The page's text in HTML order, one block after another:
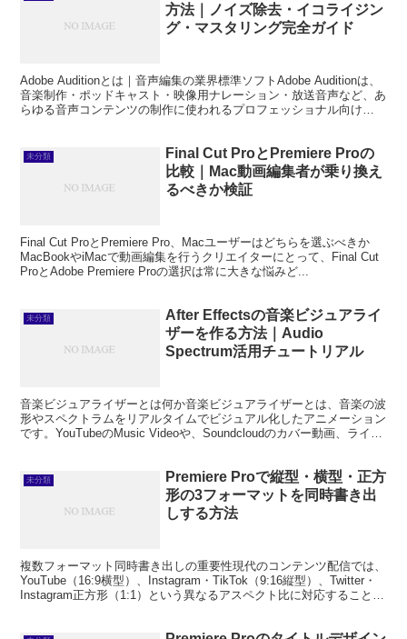
方法｜ノイズ除去・イコライジン
グ・マスタリング完全ガイド
Adobe Auditionとは｜音声編集の業界標準ソフトAdobe Auditionは、
音楽制作・ポッドキャスト・映像用ナレーション・放送音声など、あ
らゆる音声コンテンツの制作に使われるプロフェッショナル向け
未分類
Final Cut ProとPremiere Proの
比較｜Mac動画編集者が乗り換え
るべきか検証
Final Cut ProとPremiere Pro、Macユーザーはどちらを選ぶべきか
MacBookやiMacで動画編集を行うクリエイターにとって、Final Cut
ProとAdobe Premiere Proの選択は常に大きな悩みど...
未分類
After Effectsの音楽ビジュアライ
ザーを作る方法｜Audio
Spectrum活用チュートリアル
音楽ビジュアライザーとは何か音楽ビジュアライザーとは、音楽の波
形やスペクトラムをリアルタイムでビジュアル化したアニメーション
です。YouTubeのMusic Videoや、Soundcloudのカバー動画、ライブ
未分類
Premiere Proで縦型・横型・正方
形の3フォーマットを同時書き出
しする方法
複数フォーマット同時書き出しの重要性現代のコンテンツ配信では、
YouTube（16:9横型）、Instagram・TikTok（9:16縦型）、Twitter・
Instagram正方形（1:1）という異なるアスペクト比に対応することが